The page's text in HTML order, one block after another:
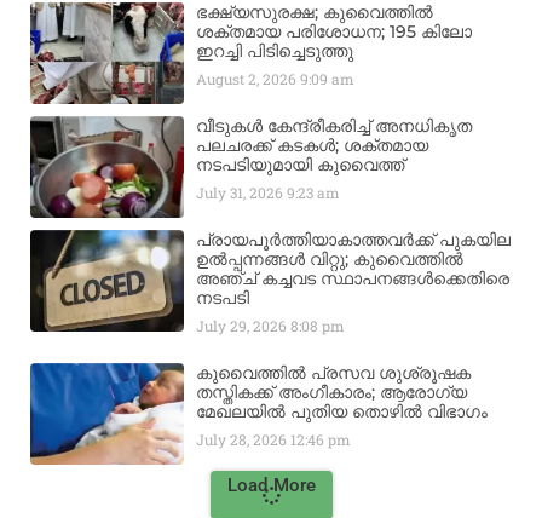
ഭക്ഷ്യസുരക്ഷ; കുവൈത്തിൽ
ശക്തമായ പരിശോധന; 195 കിലോ
ഇറച്ചി പിടിച്ചെടുത്തു
August 2, 20269:09 am
വീടുകൾ കേന്ദ്രീകരിച്ച് അനധികൃത
പലചരക്ക് കടകൾ; ശക്തമായ
നടപടിയുമായി കുവൈത്ത്
July 31, 20269:23 am
പ്രായപൂർത്തിയാകാത്തവർക്ക് പുകയില
ഉൽപ്പന്നങ്ങൾ വിറ്റു; കുവൈത്തിൽ
അഞ്ച് കച്ചവട സ്ഥാപനങ്ങൾക്കെതിരെ
നടപടി
July 29, 20268:08 pm
കുവൈത്തിൽ പ്രസവ ശുശ്രൂഷക
തസ്തികക്ക് അംഗീകാരം; ആരോഗ്യ
മേഖലയിൽ പുതിയ തൊഴിൽ വിഭാഗം
July 28, 2026 12:46 pm
Load More